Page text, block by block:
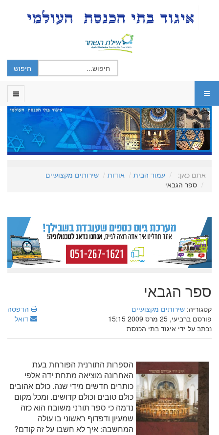
אתם כאן: עמוד הבית אודות
שירותים מקצועיים
ספר הגבאי
ספר הגבאי
הדפסה
דואל
קטגוריה: שירותים מקצועיים
פורסם ברביעי, 25 מרס 2009 15:15
נכתב על ידי איגוד בתי הכנסת
הספרות התורנית הפורחת בעת
האחרונה מוציאה מתחת ידה אלפי
כותרים חדשים מידי שנה. כולם אהובים
כולם טובים וכולם קדושים. ומכל מקום
נדמה כי ספר תורני משובח הוא כזה
שמעיון ודפדוף ראשוני בו עולה
המחשבה: איך לא חשבו על זה קודם?